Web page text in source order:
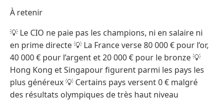
À retenir
💡 Le CIO ne paie pas les champions, ni en salaire ni
en prime directe 💡 La France verse 80 000 € pour l’or,
40 000 € pour l’argent et 20 000 € pour le bronze 💡
Hong Kong et Singapour figurent parmi les pays les
plus généreux 💡 Certains pays versent 0 € malgré
des résultats olympiques de très haut niveau